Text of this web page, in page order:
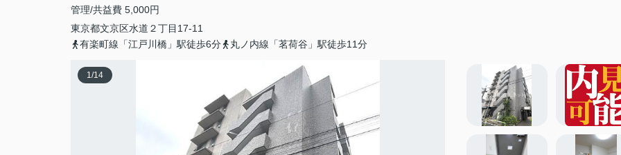
管理/共益費 5,000円
東京都文京区水道 ２丁目17-11
有楽町線「江戸川橋」駅徒歩6分
丸ノ内線「茗荷谷」駅徒歩11分
1/14